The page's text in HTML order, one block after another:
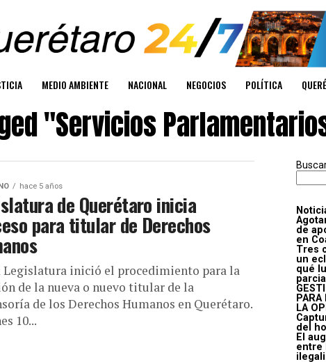
MEDIO AMBIENTE NACIONAL NEGOCIOS POLÍTICA
"Servicios
hace 5 años
de Querétaro inicia
para titular de Derechos
Legislatura inició el procedimiento para la
de la nueva o nuevo titular de la
de los Derechos Humanos en Querétaro.
10...
de
en
Tres
un
qué
LA
del
El
entre